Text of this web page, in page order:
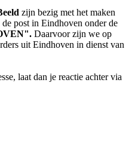
zijn bezig met het maken
post in Eindhoven onder de
Daarvoor zijn we op
uit Eindhoven in dienst van
laat dan je reactie achter via